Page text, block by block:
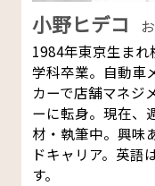
小野ヒデコ
1984年東京生ま
学科卒業。自動車
カーで店舗マネジ
ーに転身。現在、
材・執筆中。興味
ドキャリア。英語
す。